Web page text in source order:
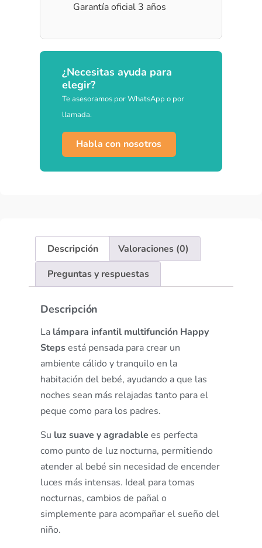
Garantía oficial 3 años
¿Necesitas ayuda para
elegir?
Te asesoramos por WhatsApp o por
llamada.
Habla con nosotros
Descripción
Valoraciones (0)
Preguntas y respuestas
Descripción
La lámpara infantil multifunción Happy
Stepsestá pensada para crear un
ambiente cálido y tranquilo en la
habitación del bebé, ayudando a que las
noches sean más relajadas tanto para el
peque como para los padres.
Su luz suave y agradable es perfecta
como punto de luz nocturna, permitiendo
atender al bebé sin necesidad de encender
luces más intensas. Ideal para tomas
nocturnas, cambios de pañal o
simplemente para acompañar el sueño del
niño.